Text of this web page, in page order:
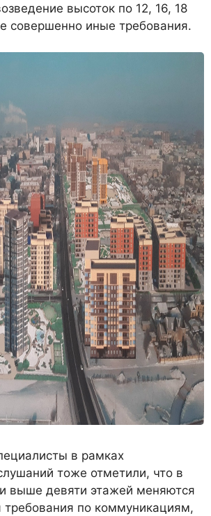
высоток по 12, 16, 18
совершенно иные требования.
в рамках
тоже отметили, что в
выше девяти этажей меняются
требования по коммуникациям,